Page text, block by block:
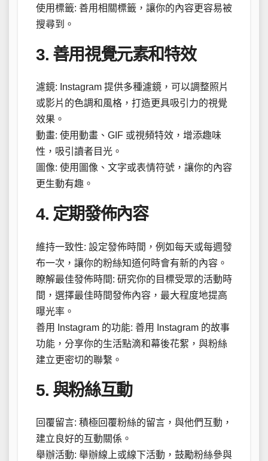
使用標籤: 善用相關標籤，讓你的內容更容易被
搜尋到。
3. 善用視覺元素和特效
濾鏡: Instagram 提供多種濾鏡，可以調整照片
或影片的色調和風格，打造更具吸引力的視覺
效果。
動畫: 使用動畫、GIF 或視頻特效，增添趣味
性，吸引讀者目光。
圖像: 使用圖像、文字或表情符號，讓你的內容
更生動有趣。
4. 定期發佈內容
維持一致性: 設定發佈時間，例如每天或每週發
布一次，讓你的粉絲知道何時會有新的內容。
瞭解最佳發佈時間: 研究你的目標受眾的活動時
間，選擇最佳時間發佈內容，最大程度地提高
曝光率。
善用 Instagram 的功能: 善用 Instagram 的故事
功能，分享你的生活點滴和幕後花絮，與粉絲
建立更密切的聯繫。
5. 與粉絲互動
回覆留言: 積極回覆粉絲的留言，與他們互動，
建立良好的互動關係。
舉辦活動: 舉辦線上或線下活動，鼓勵粉絲參與